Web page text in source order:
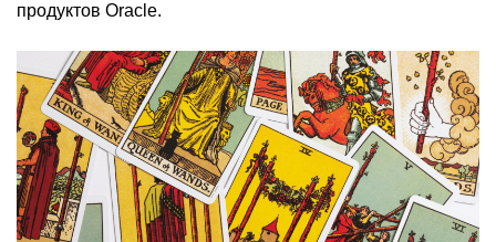
продуктов Oracle.